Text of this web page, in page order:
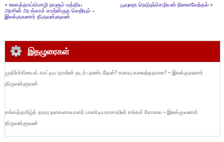
« உலகத்தாய்மொழி நாளும் மத்திய
அரசின் அடங்காச் சமற்கிருத வெறியும் –
இலக்குவனார் திருவள்ளுவன்
பூவுலகு நெடுஞ்செழியன் நினைவேந்தல் »
இதழுரைகள்
முதிர்ச்சியைக் காட்டிய தாலின் தடம் புரண்டதேன்? கனவு கலைந்ததாலா? – இலக்குவனார்
திருவள்ளுவன்
சங்கத்தமிழ்த் தரவு தகைமையாளர் பாண்டியராசாவின் சங்கச் சோலை – இலக்குவனார்
திருவள்ளுவன்